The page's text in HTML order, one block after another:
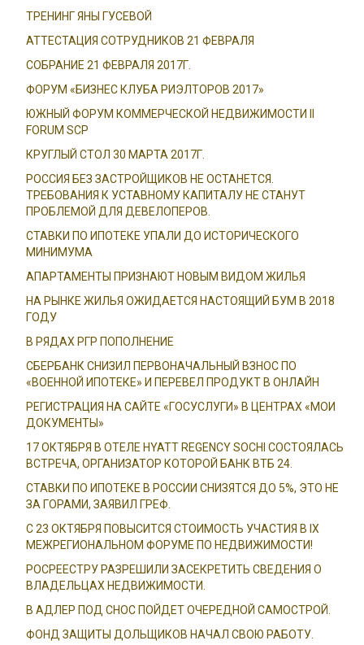
ТРЕНИНГ ЯНЫ ГУСЕВОЙ
АТТЕСТАЦИЯ СОТРУДНИКОВ 21 ФЕВРАЛЯ
СОБРАНИЕ 21 ФЕВРАЛЯ 2017Г.
ФОРУМ «БИЗНЕС КЛУБА РИЭЛТОРОВ 2017»
ЮЖНЫЙ ФОРУМ КОММЕРЧЕСКОЙ НЕДВИЖИМОСТИ II
FORUM SCP
КРУГЛЫЙ СТОЛ 30 МАРТА 2017Г.
РОССИЯ БЕЗ ЗАСТРОЙЩИКОВ НЕ ОСТАНЕТСЯ.
ТРЕБОВАНИЯ К УСТАВНОМУ КАПИТАЛУ НЕ СТАНУТ
ПРОБЛЕМОЙ ДЛЯ ДЕВЕЛОПЕРОВ.
СТАВКИ ПО ИПОТЕКЕ УПАЛИ ДО ИСТОРИЧЕСКОГО
МИНИМУМА
АПАРТАМЕНТЫ ПРИЗНАЮТ НОВЫМ ВИДОМ ЖИЛЬЯ
НА РЫНКЕ ЖИЛЬЯ ОЖИДАЕТСЯ НАСТОЯЩИЙ БУМ В 2018
ГОДУ
В РЯДАХ РГР ПОПОЛНЕНИЕ
СБЕРБАНК СНИЗИЛ ПЕРВОНАЧАЛЬНЫЙ ВЗНОС ПО
«ВОЕННОЙ ИПОТЕКЕ» И ПЕРЕВЕЛ ПРОДУКТ В ОНЛАЙН
РЕГИСТРАЦИЯ НА САЙТЕ «ГОСУСЛУГИ» В ЦЕНТРАХ «МОИ
ДОКУМЕНТЫ»
17 ОКТЯБРЯ В ОТЕЛЕ HYATT REGENCY SOCHI СОСТОЯЛАСЬ
ВСТРЕЧА, ОРГАНИЗАТОР КОТОРОЙ БАНК ВТБ 24.
СТАВКИ ПО ИПОТЕКЕ В РОССИИ СНИЗЯТСЯ ДО 5%, ЭТО НЕ
ЗА ГОРАМИ, ЗАЯВИЛ ГРЕФ.
С 23 ОКТЯБРЯ ПОВЫСИТСЯ СТОИМОСТЬ УЧАСТИЯ В IX
МЕЖРЕГИОНАЛЬНОМ ФОРУМЕ ПО НЕДВИЖИМОСТИ!
РОСРЕЕСТРУ РАЗРЕШИЛИ ЗАСЕКРЕТИТЬ СВЕДЕНИЯ О
ВЛАДЕЛЬЦАХ НЕДВИЖИМОСТИ.
В АДЛЕР ПОД СНОС ПОЙДЕТ ОЧЕРЕДНОЙ САМОСТРОЙ.
ФОНД ЗАЩИТЫ ДОЛЬЩИКОВ НАЧАЛ СВОЮ РАБОТУ.